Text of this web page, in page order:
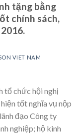
tặng bằng
chính sách,
VIET NAM
tổ chức hội nghị
tốt nghĩa vụ nộp
đạo Công ty
nghiệp; hộ kinh